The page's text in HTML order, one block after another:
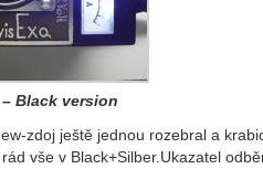
Black version
zdoj ještě jednou rozebral a
vše v Black+Silber.Ukazatel